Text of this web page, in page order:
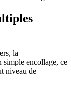
la
simple encollage, ce
niveau de